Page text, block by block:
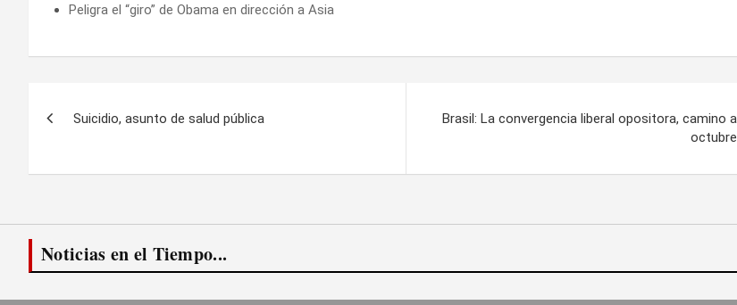
Peligra el “giro” de Obama en dirección a Asia
entradas
Suicidio, asunto de salud pública
Brasil: La convergencia liberal opositora, camino a
octubre
Noticias en el Tiempo...